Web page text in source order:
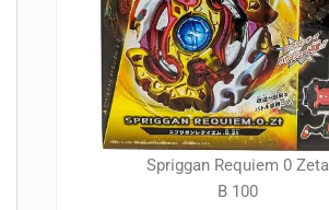
Spriggan Requiem 0 Zeta
B 100